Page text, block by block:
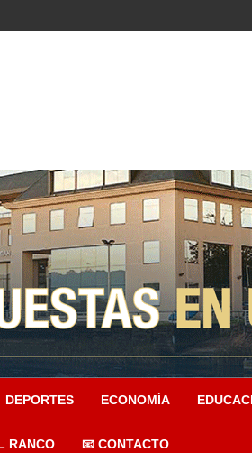
DEPORTES ECONOMÍA
RANCO 📧 CONTACTO